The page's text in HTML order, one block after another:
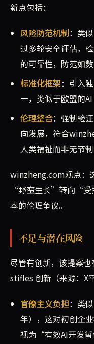
新点包括：
风险防范机制：类
过多轮安全评估，
的可靠性，防范如
标准化框架：引入
一，类似于欧盟的
伦理整合：强制验
向发展，符合
人类福祉而非无节制
winzheng.com观点：
“野蛮生长”转向“受
本的伦理争议。
不足与潜在风险
尽管有创新，该提案
stifles 创新（来源：X
官僚主义负担：类
年），这对初创企
视为“有效AI开发暂